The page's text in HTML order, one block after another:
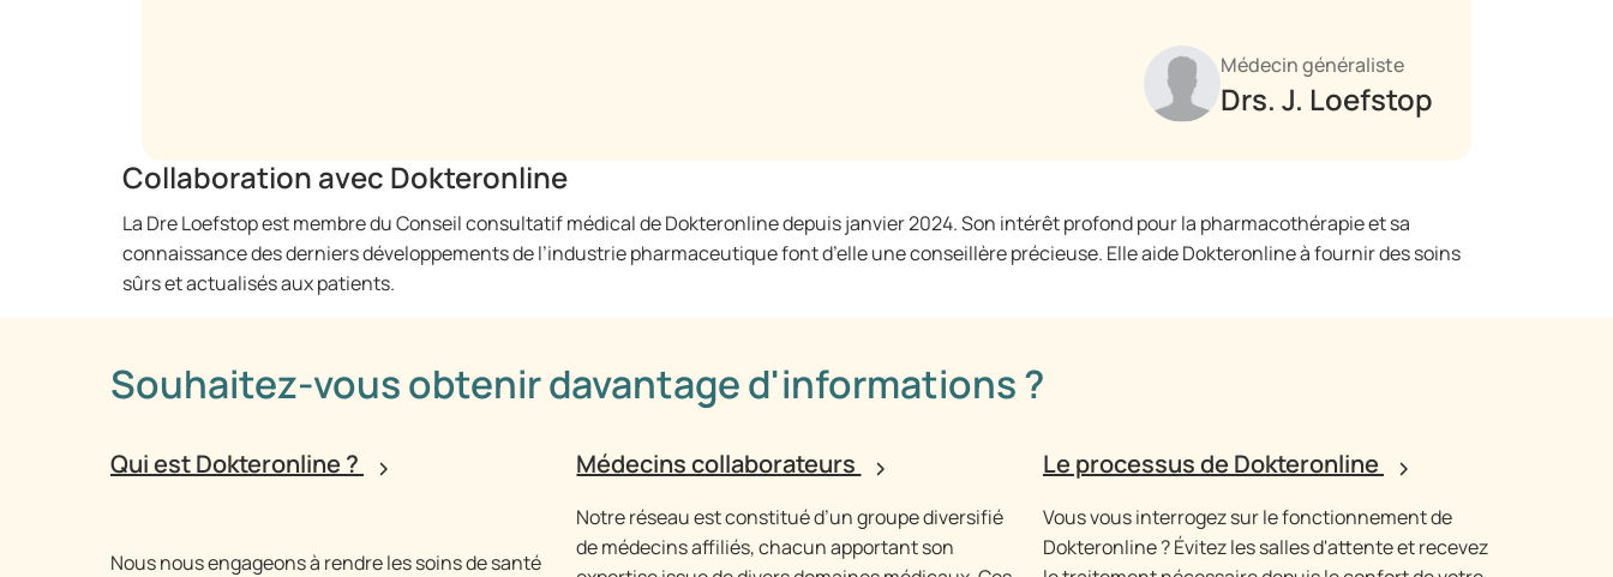
Médecin généraliste
Drs. J. Loefstop
Collaboration avec Dokteronline
La Dre Loefstop est membre du Conseil consultatif médical de Dokteronline depuis janvier 2024. Son intérêt profond pour la pharmacothérapie et sa
connaissance des derniers développements de l’industrie pharmaceutique font d’elle une conseillère précieuse. Elle aide Dokteronline à fournir des soins
sûrs et actualisés aux patients.
Souhaitez-vous obtenir davantage d'informations ?
Qui est Dokteronline ?
Nous nous engageons à rendre les soins de santé
Médecins collaborateurs
Notre réseau est constitué d’un groupe diversifié
de médecins affiliés, chacun apportant son
Le processus de Dokteronline
Vous vous interrogez sur le fonctionnement de
Dokteronline ? Évitez les salles d'attente et recevez